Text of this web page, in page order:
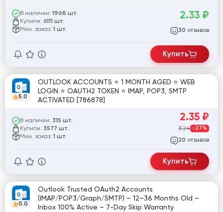
В наличии: 1968 шт.
Купили: 6111 шт.
Мин. заказ: 1 шт.
2.33 ₽
30 отзывов
Купить
5.0
OUTLOOK ACCOUNTS ⭐ 1 MONTH AGED ⭐ WEB
LOGIN ⭐ OAUTH2 TOKEN ⭐ IMAP, POP3, SMTP
ACTIVATED [786878]
В наличии: 315 шт.
Купили: 3577 шт.
Мин. заказ: 1 шт.
2.35 ₽
3.24 -27%
20 отзывов
Купить
0.0
Outlook Trusted OAuth2 Accounts
(IMAP/POP3/Graph/SMTP) – 12–36 Months Old –
Inbox 100% Active – 7-Day Skip Warranty